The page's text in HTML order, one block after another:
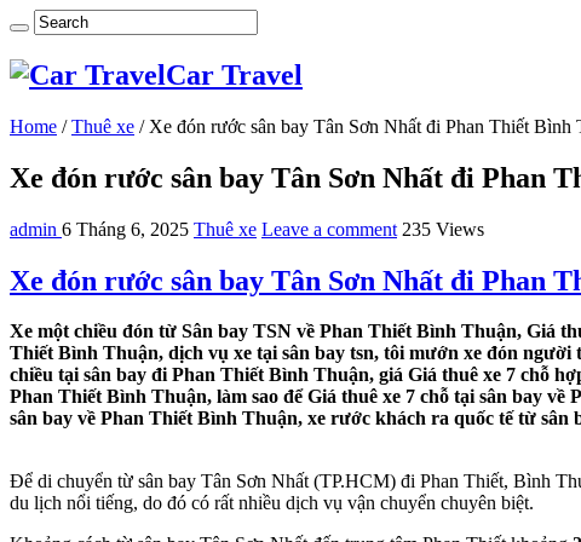
Car Travel
Home / Thuê xe / Xe đón rước sân bay Tân Sơn Nhất đi Phan Thiết Bình
Xe đón rước sân bay Tân Sơn Nhất đi Phan
admin 6 Tháng 6, 2025 Thuê xe Leave a comment 235 Views
Xe đón rước sân bay Tân Sơn Nhất đi Phan
Xe một chiều đón từ Sân bay TSN về Phan Thiết Bình Thuận, Giá
Thiết Bình Thuận, dịch vụ xe tại sân bay tsn, tôi mướn xe đón
chiều tại sân bay đi Phan Thiết Bình Thuận, giá Giá thuê xe 7 chỗ
Phan Thiết Bình Thuận, làm sao để Giá thuê xe 7 chỗ tại sân bay
sân bay về Phan Thiết Bình Thuận, xe rước khách ra quốc tế từ
Để di chuyển từ sân bay Tân Sơn Nhất (TP.HCM) đi Phan Thiết, Bình
du lịch nổi tiếng, do đó có rất nhiều dịch vụ vận chuyển chuyên biệt.